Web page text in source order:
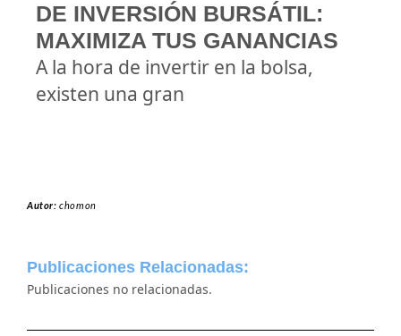
DE INVERSIÓN BURSÁTIL:
MAXIMIZA TUS GANANCIAS
A la hora de invertir en la bolsa,
existen una gran
Autor:chomon
Publicaciones Relacionadas:
Publicaciones no relacionadas.